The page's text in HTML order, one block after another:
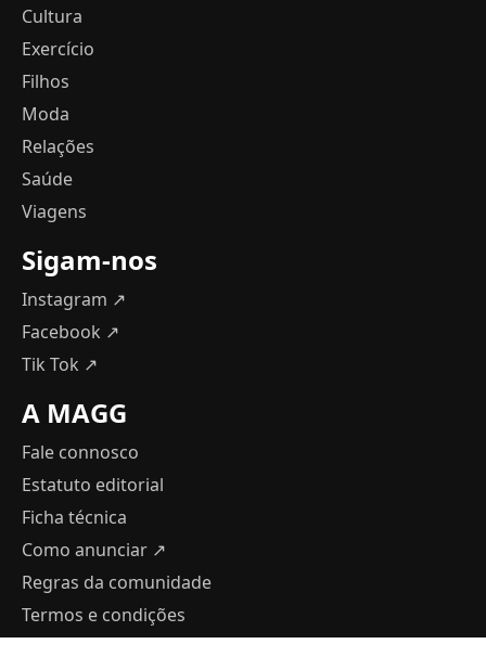
Cultura
Exercício
Filhos
Moda
Relações
Saúde
Viagens
Sigam-nos
Instagram ↗
Facebook ↗
Tik Tok ↗
A MAGG
Fale connosco
Estatuto editorial
Ficha técnica
Como anunciar ↗
Regras da comunidade
Termos e condições